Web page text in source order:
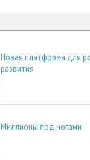
Новая платформа для
развития
Миллионы под ногами